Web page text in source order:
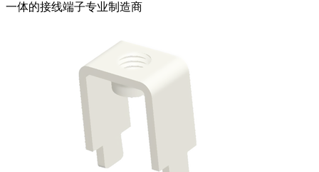
一体的接线端子专业制造商